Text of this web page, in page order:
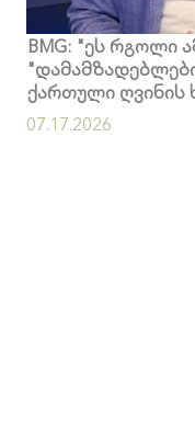
BMG: "ეს რგოლი
ქართული ღვინის
07.17.2026